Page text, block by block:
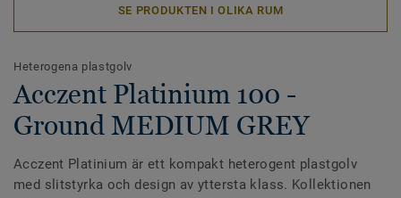
SE PRODUKTEN I OLIKA RUM
Heterogena plastgolv
Acczent Platinium 100 -
Ground MEDIUM GREY
Acczent Platinium är ett kompakt heterogent plastgolv
med slitstyrka och design av yttersta klass. Kollektionen